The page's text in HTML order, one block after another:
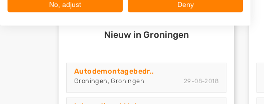
Nieuw in Groningen
Autodemontagebedr..
Groningen, Groningen 29-08-2018
No, adjust Deny